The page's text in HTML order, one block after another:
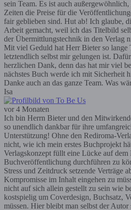
sein Team. Es ist auch außergewöhnlich,
Zeiten die Preise für die
fair geblieben sind. Hut ab! Ich glaube,
Arbeit gemacht, weil ich das Titelbild
der Übermittlungstechnik in den Verlag
Mit viel Geduld hat Herr Bieter so lange
letztendlich selbst mir gelungen ist.
herzlichen Dank, denn das hat mir viel
nächstes Buch werde ich mit Sicherheit
Danke auch an das ganze Team. Was
Isa
vor 4 Monaten
Ich bin Herrn Bieter und den
so unendlich dankbar für ihre
Unterstützung! Ohne den Rediroma-
nicht, wie ich mein erstes Buchprojekt
Verlagskonzept füllt eine Lücke auf dem
Buchveröffentlichung durchführen zu
Stress und Zeitdruck setzende Verträge
Kompromisse im Inhalt eingehen zu
nicht auf sich allein gestellt zu sein wie
kostspielig um Coverdesign, Buchsatz,
müssen. Hier bleibt man selbst der